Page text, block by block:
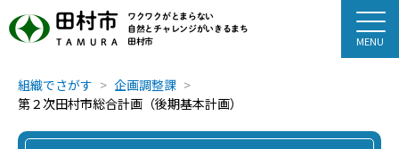
田村市
TAMURA
ワクワクがとまらない
自然とチャレンジがいきるまち
田村市
組織でさがす
企画調整課
第２次田村市総合計画（後期基本計画）